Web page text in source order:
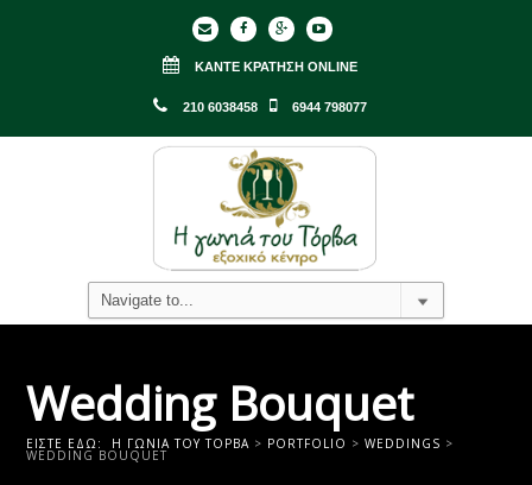
ΚΆΝΤΕ ΚΡΆΤΗΣΗ ONLINE
210 6038458 6944 798077
Wedding Bouquet
ΕΊΣΤΕ ΕΔΏ: Η ΓΩΝΙΑ ΤΟΥ ΤΟΡΒΑ > PORTFOLIO >WEDDINGS >
WEDDING BOUQUET